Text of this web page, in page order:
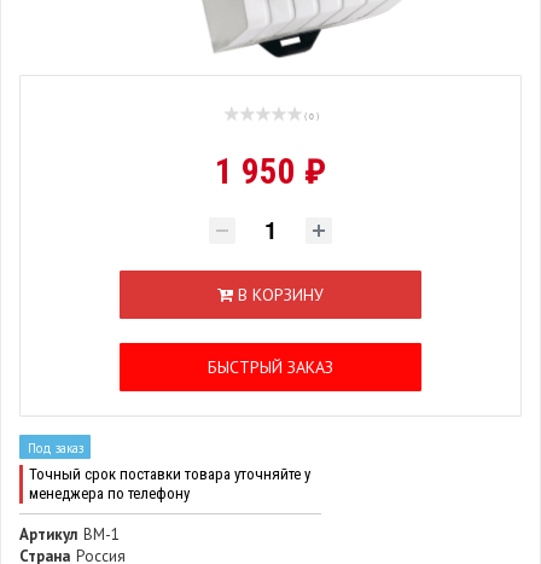
( 0 )
1 950 ₽
В КОРЗИНУ
БЫСТРЫЙ ЗАКАЗ
Под заказ
Точный срок поставки товара уточняйте у
менеджера по телефону
Артикул ВМ-1
Страна Россия